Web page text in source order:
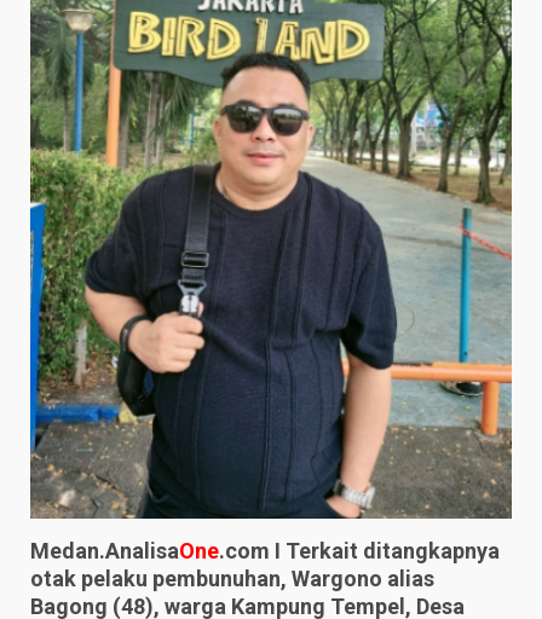
Medan.AnalisaOne.com I Terkait ditangkapnya
otak pelaku pembunuhan, Wargono alias
Bagong (48), warga Kampung Tempel, Desa